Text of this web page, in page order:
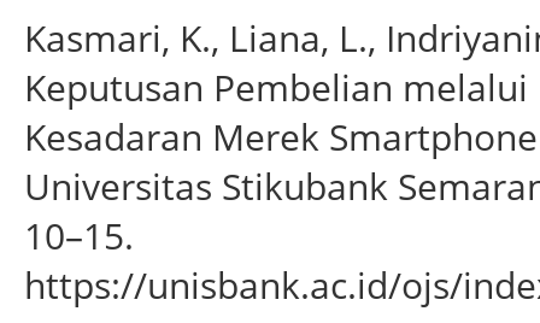
Kasmari, K., Liana, L.,
Keputusan Pembelian
Kesadaran Merek
Universitas Stikubank
10–15.
https://unisbank.ac.id/ojs/